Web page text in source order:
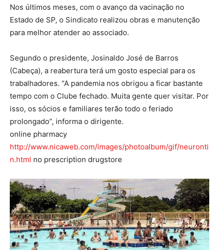
Nos últimos meses, com o avanço da vacinação no
Estado de SP, o Sindicato realizou obras e manutenção
para melhor atender ao associado.
Segundo o presidente, Josinaldo José de Barros
(Cabeça), a reabertura terá um gosto especial para os
trabalhadores. “A pandemia nos obrigou a ficar bastante
tempo com o Clube fechado. Muita gente quer visitar. Por
isso, os sócios e familiares terão todo o feriado
prolongado”, informa o dirigente.
online pharmacy
http://www.nicaweb.com/images/photoalbum/gif/neuronti
n.html no prescription drugstore